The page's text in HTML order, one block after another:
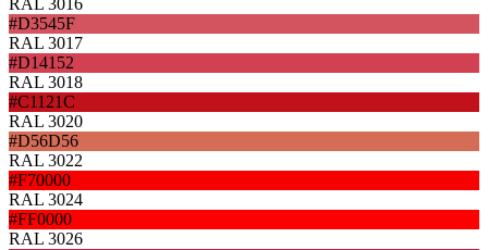
#D3545F
RAL 3017
#D14152
RAL 3018
#C1121C
RAL 3020
#D56D56
RAL 3022
#F70000
RAL 3024
#FF0000
RAL 3026